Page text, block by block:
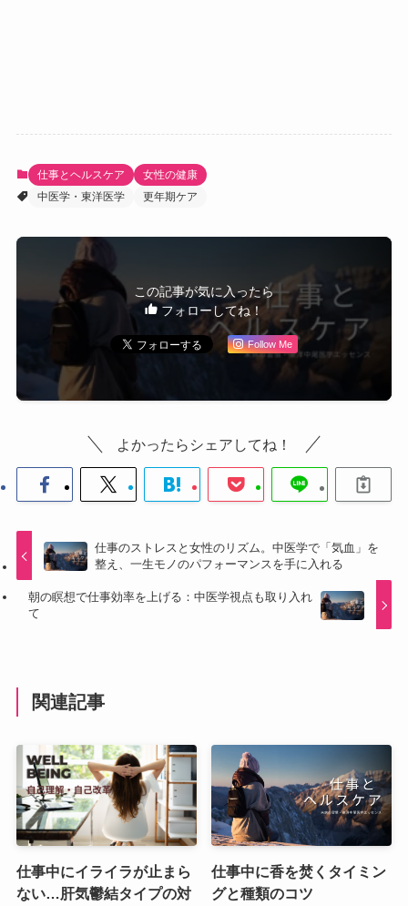
仕事とヘルスケア
女性の健康
中医学・東洋医学
更年期ケア
この記事が気に入ったら
フォローしてね！
Follow Me
よかったらシェアしてね！
仕事のストレスと女性のリズム。中医学で「気血」を
整え、一生モノのパフォーマンスを手に入れる
朝の瞑想で仕事効率を上げる：中医学視点も取り入れ
て
関連記事
仕事中にイライラが止まら
ない…肝気鬱結タイプの対
仕事中に香を焚くタイミン
グと種類のコツ